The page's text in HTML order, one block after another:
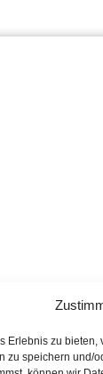
Erlebnis zu
zu speichern und/
-